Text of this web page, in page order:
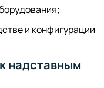
и конфигурации
надставным